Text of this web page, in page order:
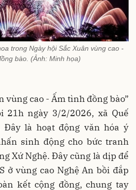
trong Ngày hội Sắc Xuân vùng cao -
bào. (Ảnh: Minh họa)
vùng cao - Ấm tình đồng bào”
21h ngày 3/2/2026, xã Quế
Đây là hoạt động văn hóa ý
sinh động cho bức tranh
Xứ Nghệ. Đây cũng là dịp để
ở vùng cao Nghệ An bồi đắp
kết cộng đồng, chung tay